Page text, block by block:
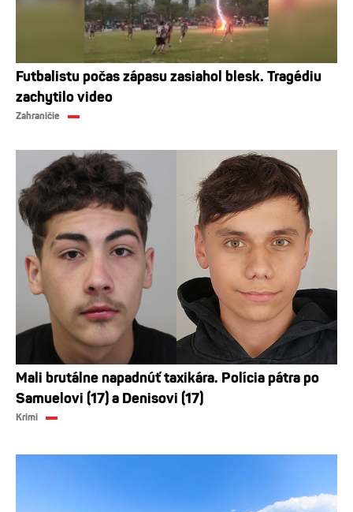
Futbalistu počas zápasu zasiahol blesk. Tragédiu
zachytilo video
Zahraničie
Mali brutálne napadnúť taxikára. Polícia pátra po
Samuelovi (17) a Denisovi (17)
Krimi